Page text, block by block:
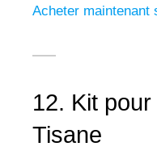
Acheter maintenant
12. Kit
Tisane